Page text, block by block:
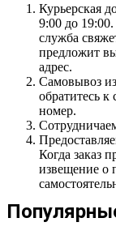
Курьерская
9:00 до 19:00.
служба
предложит
адрес.
Самовывоз
обратитесь к
номер.
Когда заказ
извещение о